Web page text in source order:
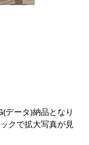
データ)納品となり
クで拡大写真が見